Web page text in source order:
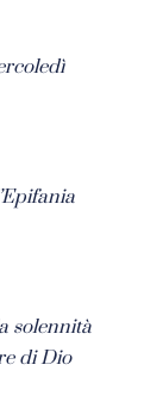
solennità
di Dio